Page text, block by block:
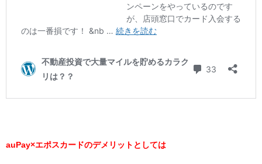
auPay×エポスカードのデメリットとしては